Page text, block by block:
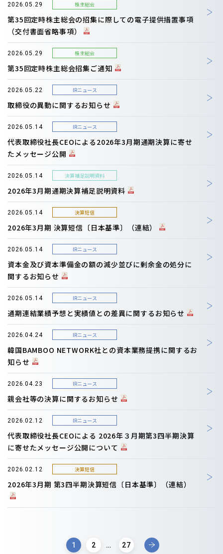
2026.05.29 株主総会
第35回定時株主総会の招集に際しての電子提供措置事項
（交付書面省略事項）
2026.05.29 株主総会
第35回定時株主総会招集ご通知
2026.05.22 IRニュース
取締役の異動に関するお知らせ
2026.05.14 IRニュース
代表取締役社長CEOによる2026年3月期通期決算に寄せ
たメッセージ公開
2026.05.14 決算補足説明資料
2026年3月期通期決算補足説明資料
2026.05.14 決算短信
2026年3月期 決算短信〔日本基準〕（連結）
2026.05.14 IRニュース
資本金及び資本準備金の額の減少並びに剰余金の処分に
関するお知らせ
2026.05.14 IRニュース
通期連結業績予想と実績値との差異に関するお知らせ
2026.04.24 IRニュース
韓国BAMBOO NETWORK社との資本業務提携に関するお
知らせ
2026.04.23 IRニュース
親会社等の決算に関するお知らせ
2026.02.12 IRニュース
代表取締役社長CEOによる 2026年３月期第3四半期決算
に寄せたメッセージ公開について
2026.02.12 決算短信
2026年3月期 第3四半期決算短信〔日本基準〕（連結）
1 2 … 27